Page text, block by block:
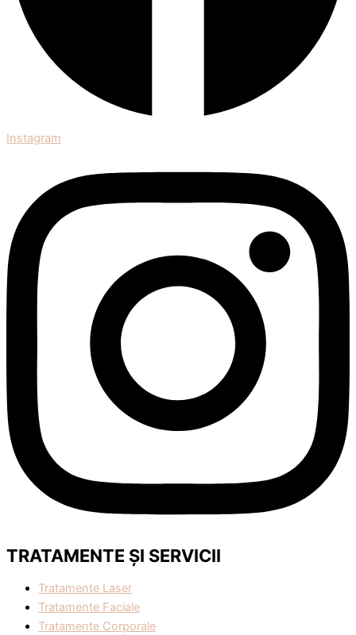
Instagram
TRATAMENTE ȘI SERVICII
Tratamente Laser
Tratamente Faciale
Tratamente Corporale